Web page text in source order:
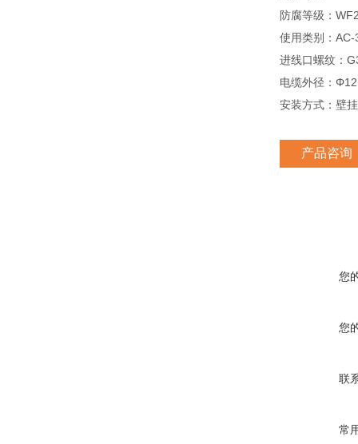
防腐等级：
使用类别：AC-
进线口螺纹：
电缆外径：
安装方式：壁
产品咨询
您
您
联
常